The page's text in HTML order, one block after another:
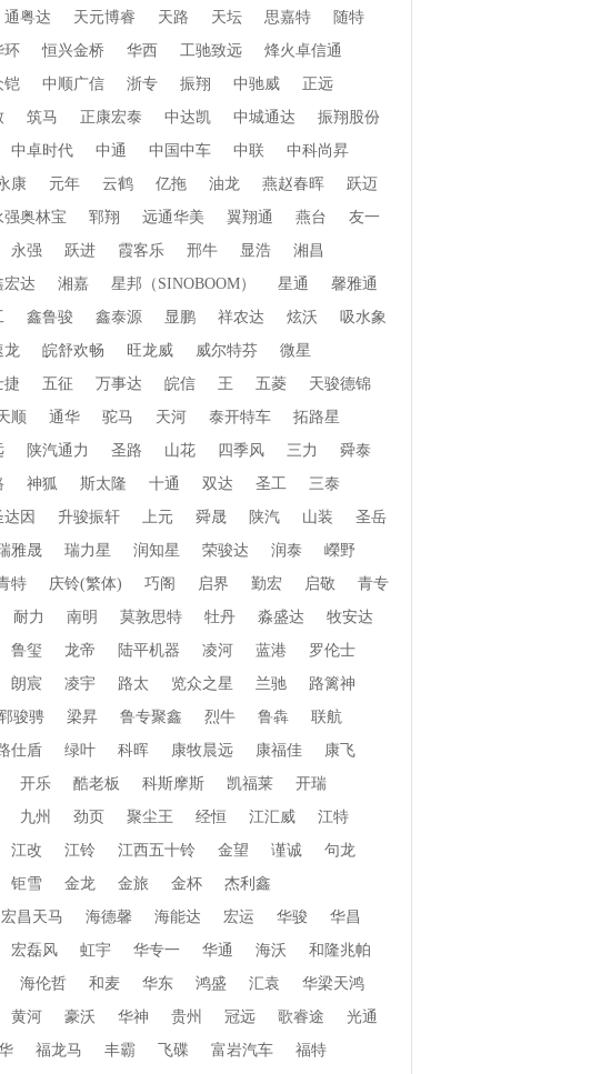
通粤达 天元博睿 天路 天坛 思嘉特
随特
环 恒兴金桥 华西 工驰致远
烽火卓信通
铠 中顺广信 浙专 振翔 中驰威
正远
筑马 正康宏泰 中达凯 中城通达
振翔股份
中卓时代 中通 中国中车 中联
中科尚昇
康 元年 云鹤 亿拖 油龙 燕赵春晖
跃迈
强奥林宝 郓翔 远通华美 翼翔通 燕台
友一
永强 跃进 霞客乐 邢牛 显浩
湘昌
宏达 湘嘉 星邦（SINOBOOM） 星通
馨雅通
鑫鲁骏 鑫泰源 显鹏 祥农达 炫沃
吸水象
龙 皖舒欢畅 旺龙威 威尔特芬
微星
捷 五征 万事达 皖信 王 五菱
天骏德锦
顺 通华 驼马 天河 泰开特车
拓路星
陕汽通力 圣路 山花 四季风 三力
舜泰
神狐 斯太隆 十通 双达 圣工
三泰
达因 升骏振轩 上元 舜晟 陕汽 山装
圣岳
雅晟 瑞力星 润知星 荣骏达 润泰
嶸野
特 庆铃(繁体) 巧阁 启界 勤宏 启敬
青专
耐力 南明 莫敦思特 牡丹 淼盛达
牧安达
鲁玺 龙帝 陆平机器 凌河 蓝港
罗伦士
朗宸 凌宇 路太 览众之星 兰驰
路篱神
骏骋 梁昇 鲁专聚鑫 烈牛 鲁犇
联航
仕盾 绿叶 科晖 康牧晨远 康福佳
康飞
开乐 酷老板 科斯摩斯 凯福莱
开瑞
九州 劲页 聚尘王 经恒 江汇威
江特
江改 江铃 江西五十铃 金望 谨诚
句龙
钜雪 金龙 金旅 金杯
杰利鑫
宏昌天马 海德馨 海能达 宏运 华骏
华昌
宏磊风 虹宇 华专一 华通 海沃
和隆兆帕
海伦哲 和麦 华东 鸿盛 汇袁
华梁天鸿
黄河 豪沃 华神 贵州 冠远 歌睿途
光通
福龙马 丰霸 飞碟 富岩汽车
福特